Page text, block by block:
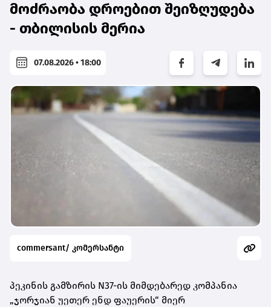
მოძრაობა დროებით შეიზღუდება
- თბილისის მერია
07.08.2026 • 18:00
commersant/ კომერსანტი
პეკინის გამზირის N37-ის მიმდებარედ კომპანია
„ჯორჯიან უეთერ ენდ ფაუერის“ მიერ